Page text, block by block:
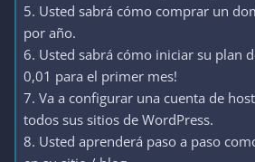
5. Usted sabrá cómo comprar un
por año.
6. Usted sabrá cómo iniciar su plan
0,01 para el primer mes!
7. Va a configurar una cuenta de
todos sus sitios de WordPress.
8. Usted aprenderá paso a paso